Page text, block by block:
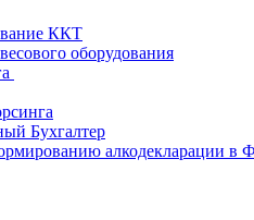
ККТ
оборудования
Бухгалтер
алкодекларации в